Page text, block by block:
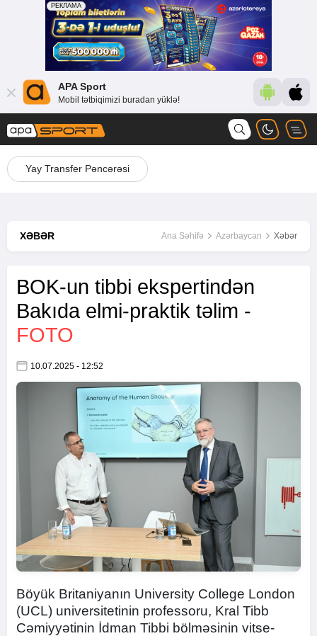
APA Sport
Mobil tətbiqimizi buradan yüklə!
Yay Transfer Pəncərəsi
XƏBƏR Ana Səhifə Azərbaycan Xəbər
BOK-un tibbi ekspertindən
Bakıda elmi-praktik təlim -
FOTO
10.07.2025 - 12:52
Böyük Britaniyanın University College London
(UCL) universitetinin professoru, Kral Tibb
Cəmiyyətinin İdman Tibbi bölməsinin vitse-